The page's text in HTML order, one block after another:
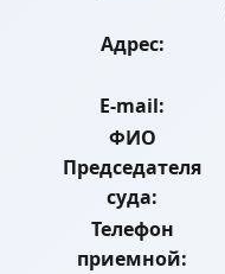
Адрес:
E-mail:
ФИО
Председателя
суда:
Телефон
приемной: